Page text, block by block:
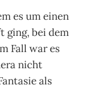
es um einen
ging, bei dem
Fall war es
nicht
als